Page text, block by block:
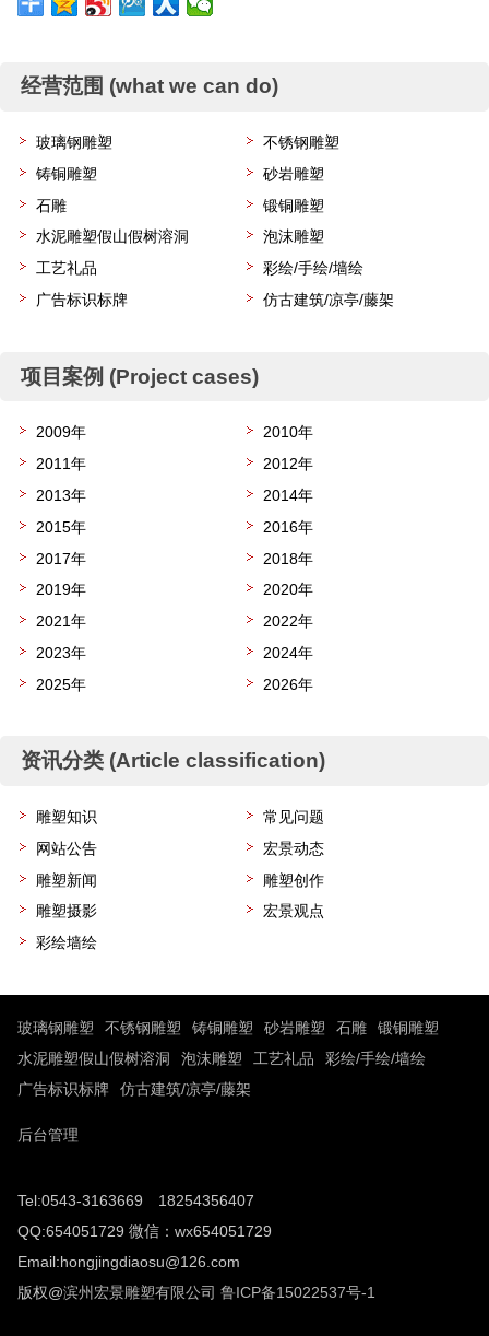
经营范围 (what we can do)
玻璃钢雕塑
不锈钢雕塑
铸铜雕塑
砂岩雕塑
石雕
锻铜雕塑
水泥雕塑假山假树溶洞
泡沫雕塑
工艺礼品
彩绘/手绘/墙绘
广告标识标牌
仿古建筑/凉亭/藤架
项目案例 (Project cases)
2009年
2010年
2011年
2012年
2013年
2014年
2015年
2016年
2017年
2018年
2019年
2020年
2021年
2022年
2023年
2024年
2025年
2026年
资讯分类 (Article classification)
雕塑知识
常见问题
网站公告
宏景动态
雕塑新闻
雕塑创作
雕塑摄影
宏景观点
彩绘墙绘
玻璃钢雕塑 不锈钢雕塑 铸铜雕塑 砂岩雕塑 石雕
锻铜雕塑
水泥雕塑假山假树溶洞
泡沫雕塑 工艺礼品
彩绘/手绘/墙绘
广告标识标牌
仿古建筑/凉亭/藤架
后台管理
Tel:0543-3163669 18254356407
QQ:654051729 微信：wx654051729
Email:hongjingdiaosu@126.com
版权@滨州宏景雕塑有限公司 鲁ICP备15022537号-1